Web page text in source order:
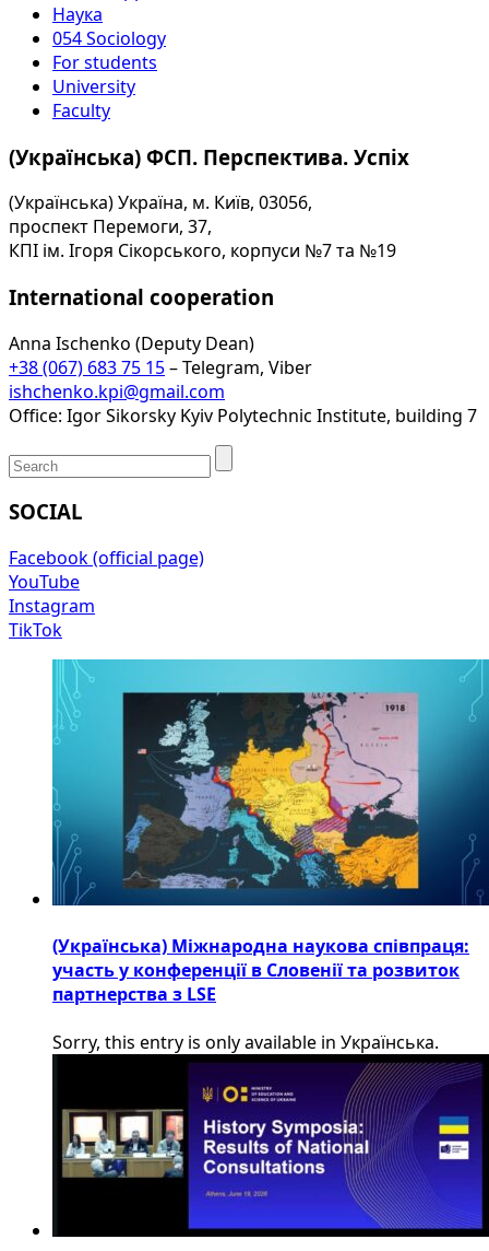
Наука
054 Sociology
For students
University
Faculty
(Українська) ФСП. Перспектива. Успіх
(Українська) Україна, м. Київ, 03056,
проспект Перемоги, 37,
КПІ ім. Ігоря Сікорського, корпуси №7 та №19
International cooperation
Anna Ischenko (Deputy Dean)
+38 (067) 683 75 15– Telegram, Viber
ishchenko.kpi@gmail.com
Office: Igor Sikorsky Kyiv Polytechnic Institute, building 7
SOCIAL
Facebook (official page)
YouTube
Instagram
TikTok
(Українська) Міжнародна наукова співпраця:
участь у конференції в Словенії та розвиток
партнерства з LSE
Sorry, this entry is only available in Українська.